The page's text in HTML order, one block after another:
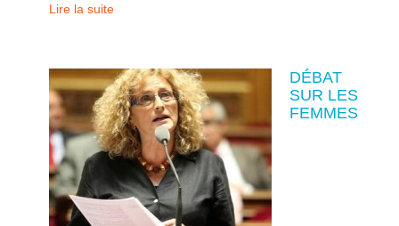
Lire la suite
DÉBAT
SUR LES
FEMMES